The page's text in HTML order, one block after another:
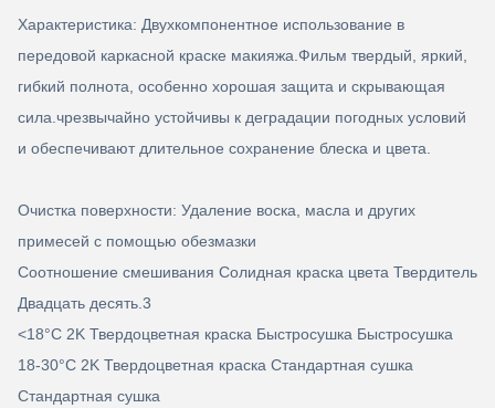
Характеристика: Двухкомпонентное использование в
передовой каркасной краске макияжа.Фильм твердый, яркий,
гибкий полнота, особенно хорошая защита и скрывающая
сила.чрезвычайно устойчивы к деградации погодных условий
и обеспечивают длительное сохранение блеска и цвета.
Очистка поверхности: Удаление воска, масла и других
примесей с помощью обезмазки
Соотношение смешивания Солидная краска цвета Твердитель
Двадцать десять.3
<18°C 2K Твердоцветная краска Быстросушка Быстросушка
18-30°C 2K Твердоцветная краска Стандартная сушка
Стандартная сушка